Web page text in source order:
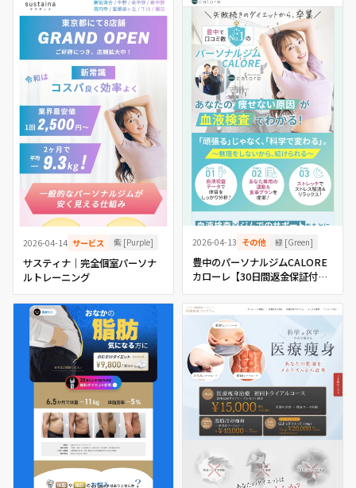
2026-04-14 サービス 紫 [Purple]
サスティナ｜完全個室パーソナ
ルトレーニング
2026-04-13 その他 緑 [Green]
豊中のパーソナルジムCALORE
カローレ【30日間返金保証付
き】